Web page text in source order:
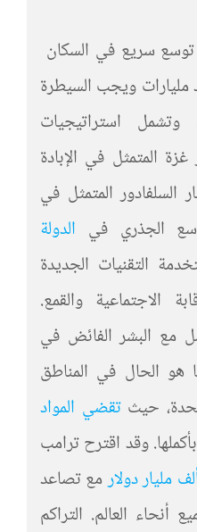
توسع سريع في السكان
ويجب السيطرة
وتشمل استراتيجيات
غزة المتمثل في الإبادة
السلفادور المتمثل في
الجذري في الدولة
التقنيات الجديدة
الاجتماعية والقمع.
مع البشر الفائض في
هو الحال في المناطق
حيثتقضي المواد
وقد اقترح ترامب
مليار دولارمع تصاعد
أنحاء العالم. التراكم